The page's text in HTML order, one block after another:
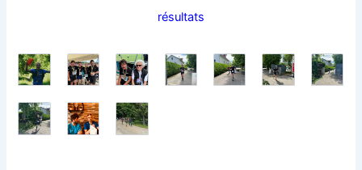
résultats